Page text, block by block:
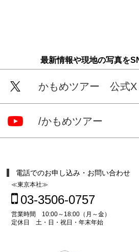
最新情報や現地の写真を
かもめツアー 公式X
/かもめツアー
電話でのお申し込み・お問い合わせ
≪東京本社≫
03-3506-0757
営業時間 10:00～18:00（月～金）
定休日 土・日・祝日・年末年始